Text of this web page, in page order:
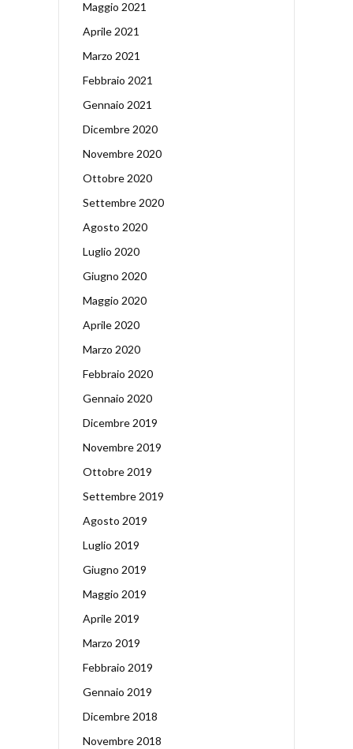
Maggio 2021
Aprile 2021
Marzo 2021
Febbraio 2021
Gennaio 2021
Dicembre 2020
Novembre 2020
Ottobre 2020
Settembre 2020
Agosto 2020
Luglio 2020
Giugno 2020
Maggio 2020
Aprile 2020
Marzo 2020
Febbraio 2020
Gennaio 2020
Dicembre 2019
Novembre 2019
Ottobre 2019
Settembre 2019
Agosto 2019
Luglio 2019
Giugno 2019
Maggio 2019
Aprile 2019
Marzo 2019
Febbraio 2019
Gennaio 2019
Dicembre 2018
Novembre 2018